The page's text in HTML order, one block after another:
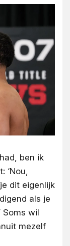
ben ik
‘Nou,
dit eigenlijk
als je
Soms wil
mezelf